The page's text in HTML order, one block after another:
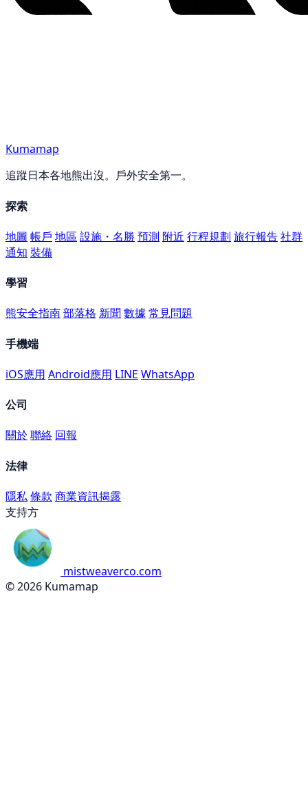
Kumamap
追蹤日本各地熊出沒。戶外安全第一。
探索
地圖 帳戶 地區 設施・名勝 預測 附近 行程規劃 旅行報告社群
通知 裝備
學習
熊安全指南部落格 新聞數據 常見問題
手機端
iOS應用 Android應用 LINE WhatsApp
公司
關於聯絡 回報
法律
隱私條款 商業資訊揭露
支持方
mistweaverco.com
© 2026 Kumamap